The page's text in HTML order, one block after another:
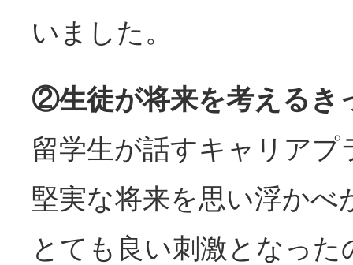
いました。
②生徒が将来を考えるき
留学生が話すキャリア
堅実な将来を思い浮かべ
とても良い刺激となっ